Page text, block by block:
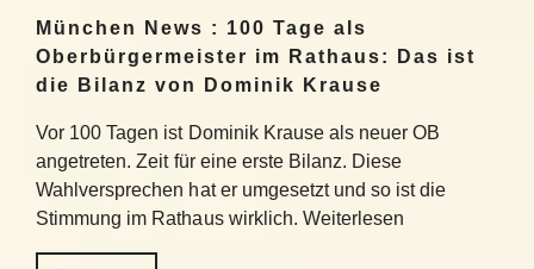
München News : 100 Tage als
Oberbürgermeister im Rathaus: Das ist
die Bilanz von Dominik Krause
Vor 100 Tagen ist Dominik Krause als neuer OB
angetreten. Zeit für eine erste Bilanz. Diese
Wahlversprechen hat er umgesetzt und so ist die
Stimmung im Rathaus wirklich. Weiterlesen